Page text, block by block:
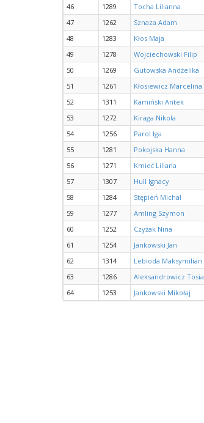
46
1289 Tocha Lilianna
47
1262 Sznaza Adam
48
1283 Kłos Maja
49
1278 Wojciechowski Filip
50
1269 Gutowska Andżelika
51
1261 Kłosiewicz Marcelina
52
1311 Kamiński Antek
53
1272 Kiraga Nikola
54
1256 Parol Iga
55
1281 Pokojska Hanna
56
1271 Kmieć Liliana
57
1307 Hull Ignacy
58
1284 Stępień Michał
59
1277 Amling Szymon
60
1252 Czyżak Nina
61
1254 Jankowski Jan
62
1314 Lebioda Maksymilian
63
1286 Aleksandrowicz Tosia
64
1253 Jankowski Mikołaj